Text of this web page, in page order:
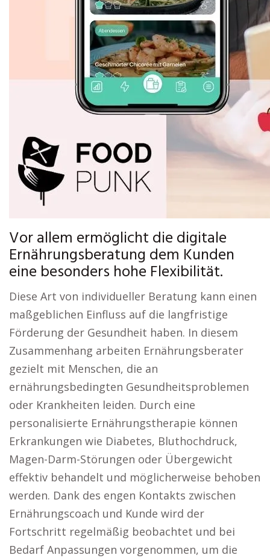
Vor allem ermöglicht die digitale
Ernährungsberatung dem Kunden
eine besonders hohe Flexibilität.
Diese Art von individueller Beratung kann einen
maßgeblichen Einfluss auf die langfristige
Förderung der Gesundheit haben. In diesem
Zusammenhang arbeiten Ernährungsberater
gezielt mit Menschen, die an
ernährungsbedingten Gesundheitsproblemen
oder Krankheiten leiden. Durch eine
personalisierte Ernährungstherapie können
Erkrankungen wie Diabetes, Bluthochdruck,
Magen-Darm-Störungen oder Übergewicht
effektiv behandelt und möglicherweise behoben
werden. Dank des engen Kontakts zwischen
Ernährungscoach und Kunde wird der
Fortschritt regelmäßig beobachtet und bei
Bedarf Anpassungen vorgenommen, um die